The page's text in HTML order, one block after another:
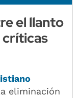
el llanto
críticas
eliminación